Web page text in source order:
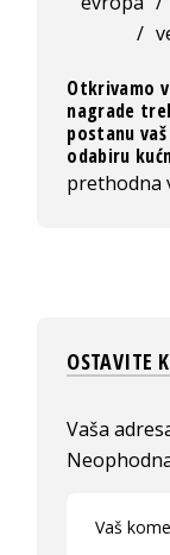
/
Otkrivamo
nagrade
postanu
odabiru
prethodna
OSTAVITE
Vaša